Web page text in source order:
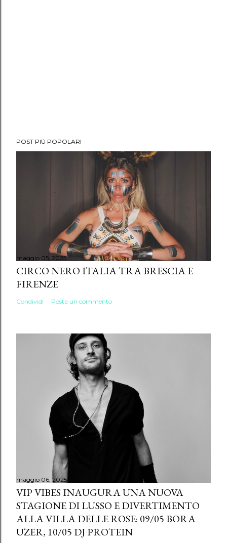
POST PIÙ POPOLARI
maggio 05, 2025
CIRCO NERO ITALIA TRA BRESCIA E
FIRENZE
Condividi Posta un commento
maggio 06, 2025
VIP VIBES INAUGURA UNA NUOVA
STAGIONE DI LUSSO E DIVERTIMENTO
ALLA VILLA DELLE ROSE: 09/05 BORA
UZER, 10/05 DJ PROTEIN